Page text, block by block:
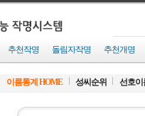
추천작명 돌림자작명 추천개명
이름통계 HOME 성씨순위 선호